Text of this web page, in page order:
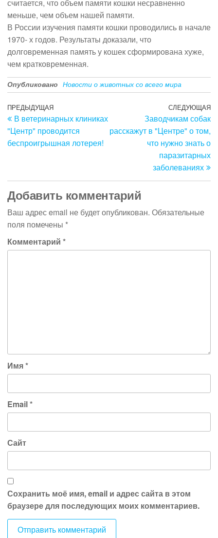
считается, что объем памяти кошки несравненно
меньше, чем объем нашей памяти.
В России изучения памяти кошки проводились в начале
1970- х годов. Результаты доказали, что
долговременная память у кошек сформирована хуже,
чем кратковременная.
Опубликовано Новости о животных со всего мира
Навигация
по
записям
Предыдущая
запись
ПРЕДЫДУЩАЯ
В ветеринарных клиниках
"Центр" проводится
беспроигрышная лотерея!
СЛЕДУЮЩАЯ
Заводчикам собак
расскажут в "Центре" о том,
что нужно знать о
паразитарных
заболеваниях
Добавить комментарий
Ваш адрес email не будет опубликован. Обязательные
поля помечены *
Комментарий *
Имя*
Email*
Сайт
Сохранить моё имя, email и адрес сайта в этом
браузере для последующих моих комментариев.